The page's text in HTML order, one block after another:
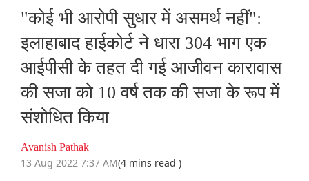
"कोई भी आरोपी सुधार में असमर्थ नहीं":
इलाहाबाद हाईकोर्ट ने धारा 304 भाग एक
आईपीसी के तहत दी गई आजीवन कारावास
की सजा को 10 वर्ष तक की सजा के रूप में
संशोधित किया
Avanish Pathak
13 Aug 2022 7:37 AM(4 mins read )